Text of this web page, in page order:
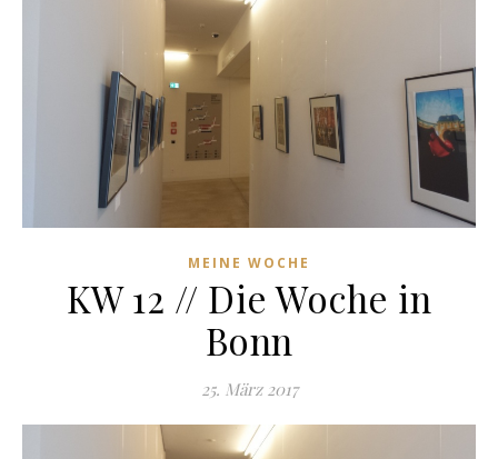
MEINE WOCHE
KW 12 // Die Woche in
Bonn
25. März 2017